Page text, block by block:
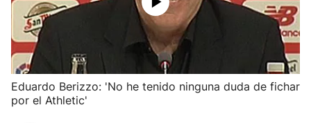
Herri-kirolak
Balonmano
Kirolak 360
Eduardo Berizzo: 'No he tenido ninguna duda de fichar
por el Athletic'